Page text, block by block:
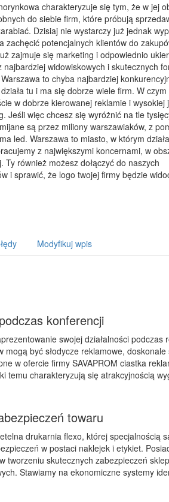
charakteryzuje się tym, że w jej
do siebie firm, które próbują
Dzisiaj nie wystarczy już jednak
zachęcić potencjalnych klientów do
zajmuje się marketing i odpowiednio
najbardziej widowiskowych i skutecznych
to chyba najbardziej
tu i ma się dobrze wiele firm. W czym
w dobrze kierowanej reklamie i wysokiej
Jeśli więc chcesz się wyróżnić na tle
są przez miliony warszawiaków, z
led. Warszawa to miasto, w którym
z największymi koncernami, w
Ty również możesz dołączyć do naszych
i sprawić, że logo twojej firmy będzie
Modyfikuj wpis
konferencji
swojej działalności podczas
mogą być słodycze reklamowe,
w ofercie firmy SAVAPROM ciastka
temu charakteryzują się atrakcyjnością
towaru
drukarnia flexo, której specjalnością
w postaci naklejek i etykiet.
tworzeniu skutecznych zabezpieczeń
Stawiamy na ekonomiczne systemy